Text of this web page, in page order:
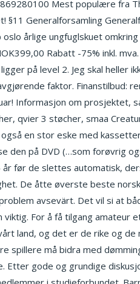
Mest populære fra
§11 Generalforsamling
årlige ungfuglskuet
Rabatt -75% inkl.
på level 2. Jeg skal
faktor. Finanstilbud:
Informasjon om
qvier 3 støcher, smaa
en stor eske med
den på DVD (…som forøvrig
år før de slettes automatisk,
De åtte øverste beste
avsevärt. Det vil si at
For å få tilgang amateur
land, og det er de rike og
spillere må bidra med
Etter gode og grundige